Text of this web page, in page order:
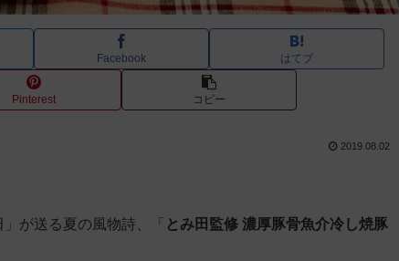
Facebook はてブ
Pinterest コピー
2019.08.02
が送る夏の風物詩、「 とみ田監修 濃厚豚骨魚介冷し焼豚